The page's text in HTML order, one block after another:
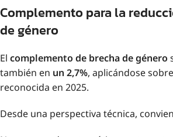
Complemento para la
de género
El complemento de brecha de género
también en un 2,7%, aplicándose
reconocida en 2025.
Desde una perspectiva técnica,